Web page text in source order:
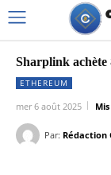
Sharplink achète
ETHEREUM
mer 6 août 2025
Par: Rédaction